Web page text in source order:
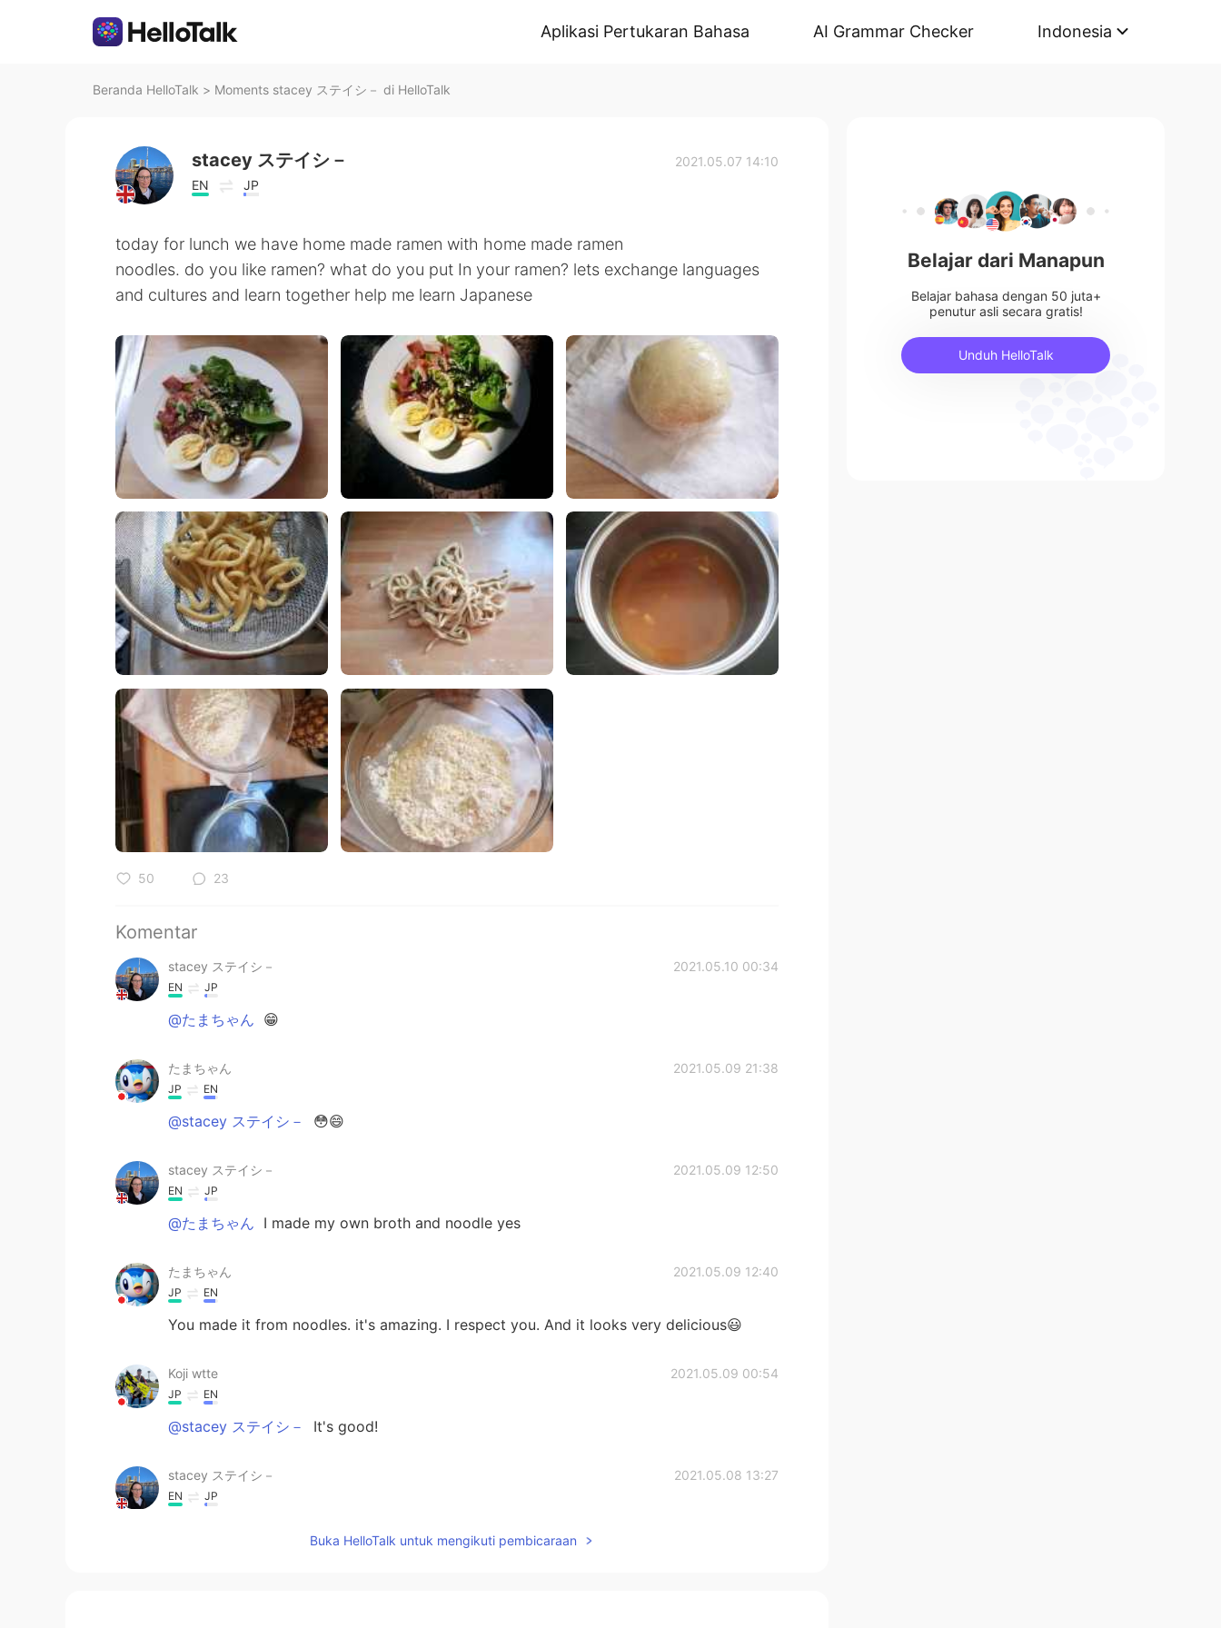
Aplikasi Pertukaran Bahasa AI Grammar Checker Indonesia
Beranda HelloTalk > Moments stacey ステイシ－ di HelloTalk
stacey ステイシ－
EN JP
2021.05.07 14:10
today for lunch we have home made ramen with home made ramen
noodles. do you like ramen? what do you put In your ramen? lets exchange languages
and cultures and learn together help me learn Japanese
50 23
Komentar
stacey ステイシ－ 2021.05.10 00:34
EN JP
@たまちゃん 😁
たまちゃん 2021.05.09 21:38
JP EN
@stacey ステイシ－ 😳😄
stacey ステイシ－ 2021.05.09 12:50
EN JP
@たまちゃん I made my own broth and noodle yes
たまちゃん 2021.05.09 12:40
JP EN
You made it from noodles. it's amazing. I respect you. And it looks very delicious😃
Koji wtte 2021.05.09 00:54
JP EN
@stacey ステイシ－ It's good!
stacey ステイシ－ 2021.05.08 13:27
EN JP
Buka HelloTalk untuk mengikuti pembicaraan
Belajar dari Manapun
Belajar bahasa dengan 50 juta+
penutur asli secara gratis!
Unduh HelloTalk